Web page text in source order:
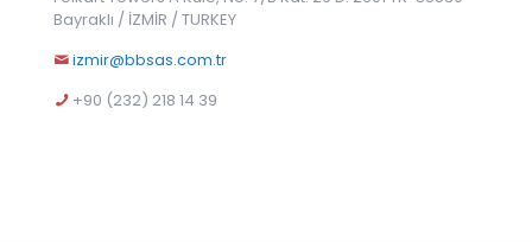
Bayraklı / İZMİR / TURKEY
izmir@bbsas.com.tr
+90 (232) 218 14 39